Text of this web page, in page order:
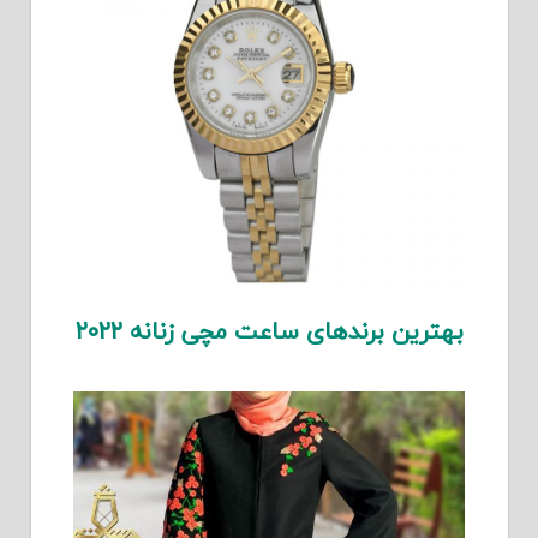
بهترین برندهای ساعت مچی زنانه ۲۰۲۲